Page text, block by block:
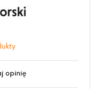
opinię